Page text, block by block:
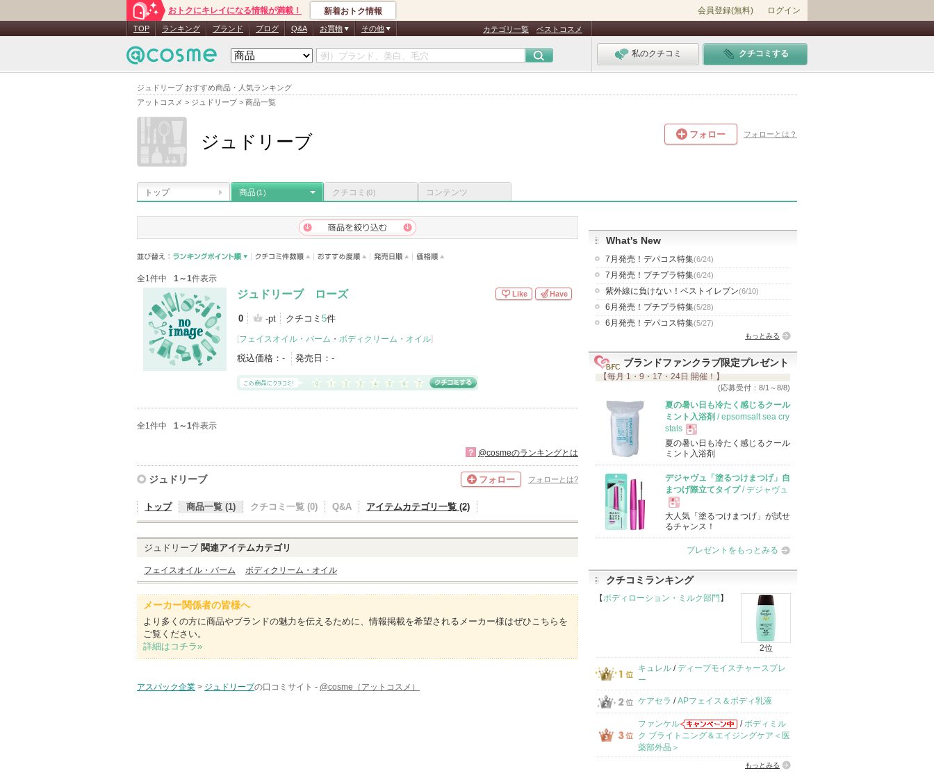
ジュドリーブ おすすめ商品・人気ランキング
アットコスメ > ジュドリーブ > 商品一覧
おトクにキレイになる情報が満載！ 新着おトク情報 会員登録(無料) ログイン
TOP ランキング ブランド ブログ Q&A お買物 その他 カテゴリ一覧 ベストコスメ
私のクチコミ クチコミする
ジュドリーブ フォロー フォローとは？
トップ 商品(1) クチコミ (0) コンテンツ
全1件中 1～1件表示
ジュドリーブ ローズ
0 -pt クチコミ 5件
[フェイスオイル・バーム ・ ボディクリーム・オイル]
税込価格： - 発売日： -
Like Have
全1件中 1～1件表示
? @cosmeのランキングとは
ジュドリーブ フォロー フォローとは?
トップ 商品一覧 (1) クチコミ一覧 (0) Q&A アイテムカテゴリ一覧 (2)
ジュドリーブ 関連アイテムカテゴリ
フェイスオイル・バーム ボディクリーム・オイル
メーカー関係者の皆様へ
より多くの方に商品やブランドの魅力を伝えるために、情報掲載を希望されるメーカー様はぜひこちらを
ご覧ください。
詳細はコチラ»
アスパック企業 > ジュドリーブの口コミサイト - @cosme（アットコスメ）
What's New
7月発売！デパコス特集(6/24)
7月発売！プチプラ特集(6/24)
紫外線に負けない！ベストイレブン(6/10)
6月発売！プチプラ特集(5/28)
6月発売！デパコス特集(5/27)
もっとみる
ブランドファンクラブ限定プレゼント
【毎月 1・9・17・24日 開催！】
(応募受付：8/1～8/8)
夏の暑い日も冷たく感じるクール
ミント入浴剤 / epsomsalt sea cry
stals
現
品
夏の暑い日も冷たく感じるクール
ミント入浴剤
デジャヴュ「塗るつけまつげ」自
まつげ際立てタイプ/ デジャヴュ
現
大人気「塗るつけまつげ」が試せ
るチャンス！
プレゼントをもっとみる
クチコミランキング
【ボディローション・ミルク部門】
2位
キュレル /ディープモイスチャースプレ
ー
ケアセラ /APフェイス＆ボディ乳液
ファンケル /ボディミル
ク ブライトニング＆エイジングケア＜医
薬部外品＞
もっとみる